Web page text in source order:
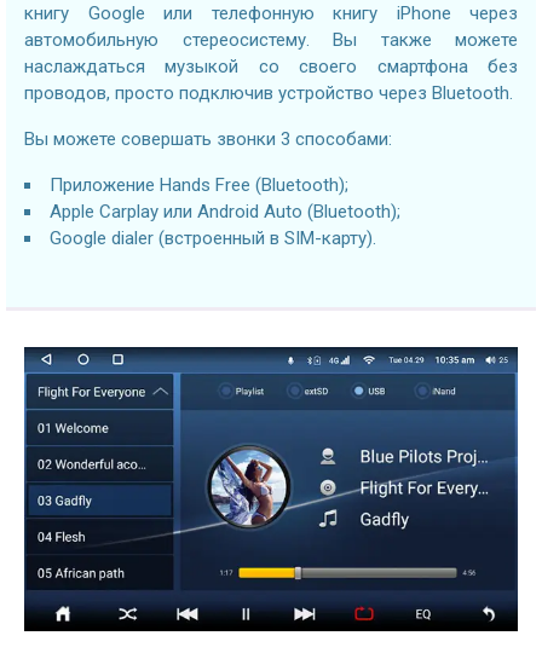
книгу Google или телефонную книгу iPhone через
автомобильную стереосистему. Вы также можете
наслаждаться музыкой со своего смартфона без
проводов, просто подключив устройство через Bluetooth.
Вы можете совершать звонки 3 способами:
Приложение Hands Free (Bluetooth);
Apple Carplay или Android Auto (Bluetooth);
Google dialer (встроенный в SIM-карту).